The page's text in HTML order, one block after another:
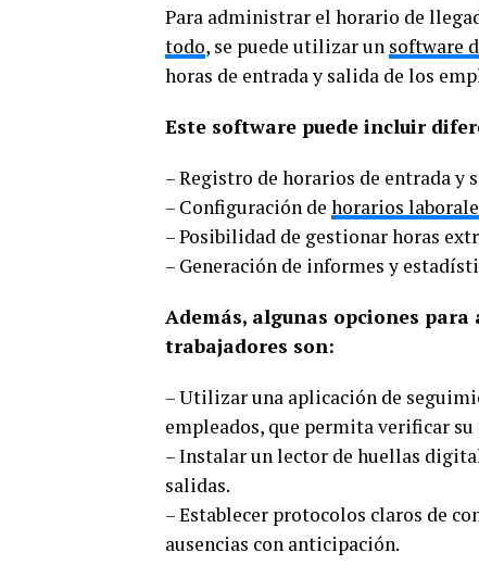
Para administrar el horario de
todo, se puede utilizar un software
horas de entrada y salida de los
Este software puede incluir
– Registro de horarios de entrada y
– Configuración de horarios
– Posibilidad de gestionar horas
– Generación de informes y
Además, algunas opciones
trabajadores son:
– Utilizar una aplicación de
empleados, que permita verificar
– Instalar un lector de huellas
salidas.
– Establecer protocolos claros de
ausencias con anticipación.